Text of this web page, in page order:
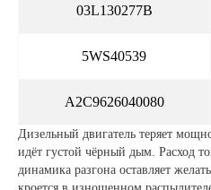
03L130277B
5WS40539
A2C9626040080
Дизельный двигатель теряет
идёт густой чёрный дым. Расход
динамика разгона оставляет